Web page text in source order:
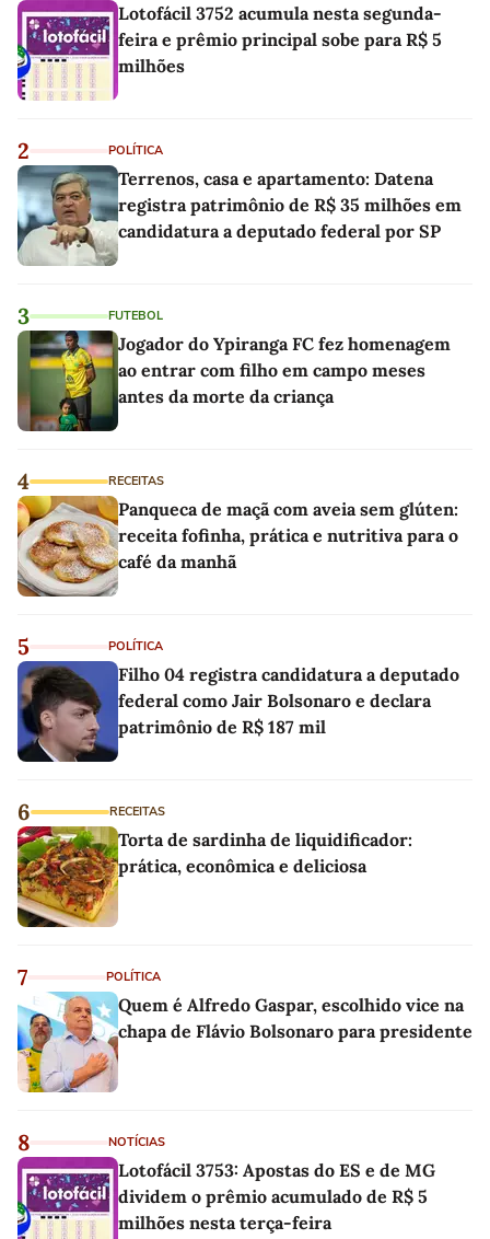
Lotofácil 3752 acumula nesta segunda-
feira e prêmio principal sobe para R$ 5
milhões
2 POLÍTICA
Terrenos, casa e apartamento: Datena
registra patrimônio de R$ 35 milhões em
candidatura a deputado federal por SP
3 FUTEBOL
Jogador do Ypiranga FC fez homenagem
ao entrar com filho em campo meses
antes da morte da criança
4 RECEITAS
Panqueca de maçã com aveia sem glúten:
receita fofinha, prática e nutritiva para o
café da manhã
5 POLÍTICA
Filho 04 registra candidatura a deputado
federal como Jair Bolsonaro e declara
patrimônio de R$ 187 mil
6 RECEITAS
Torta de sardinha de liquidificador:
prática, econômica e deliciosa
7 POLÍTICA
Quem é Alfredo Gaspar, escolhido vice na
chapa de Flávio Bolsonaro para presidente
8 NOTÍCIAS
Lotofácil 3753: Apostas do ES e de MG
dividem o prêmio acumulado de R$ 5
milhões nesta terça-feira